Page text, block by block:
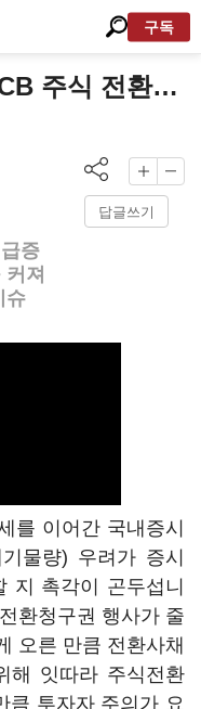
구독
주식 전환…
답글쓰기
증
져
슈
를 이어간 국내증시
물량) 우려가 증시
지 촉각이 곤두섭니
환청구권 행사가 줄
오른 만큼 전환사채
해 잇따라 주식전환
큼 투자자 주의가 요